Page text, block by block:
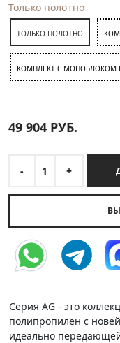
Только полотно
ТОЛЬКО ПОЛОТНО
КОМПЛЕКТ C МОНОБЛОКОМ
49 904 РУБ.
- 1 +
Серия AG - это
полипропилен с
идеально